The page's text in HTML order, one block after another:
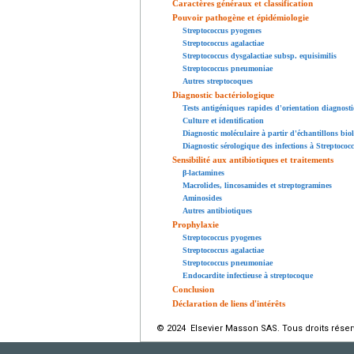
Caractères généraux et classification
Pouvoir pathogène et épidémiologie
Streptococcus pyogenes
Streptococcus agalactiae
Streptococcus dysgalactiae subsp. equisimilis
Streptococcus pneumoniae
Autres streptocoques
Diagnostic bactériologique
Tests antigéniques rapides d'orientation
Culture et identification
Diagnostic moléculaire à partir d'échantillons
Diagnostic sérologique des infections à
Sensibilité aux antibiotiques et traitements
β-lactamines
Macrolides, lincosamides et streptogramines
Aminosides
Autres antibiotiques
Prophylaxie
Streptococcus pyogenes
Streptococcus agalactiae
Streptococcus pneumoniae
Endocardite infectieuse à streptocoque
Conclusion
Déclaration de liens d'intérêts
© 2024 Elsevier Masson SAS. Tous droits